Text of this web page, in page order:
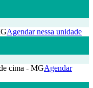
Agendar nessa unidade
cima - MGAgendar